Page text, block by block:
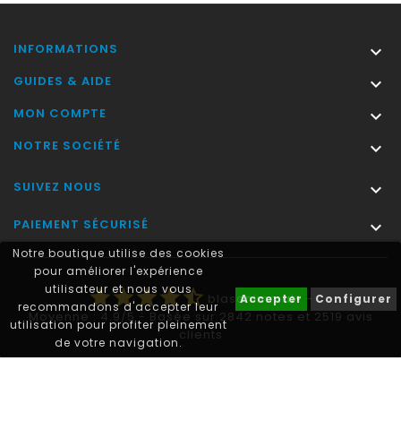
Notre boutique utilise des cookies
pour améliorer l'expérience
utilisateur et nous vous
recommandons d'accepter leur
utilisation pour profiter pleinement
de votre navigation.
Accepter Configurer
INFORMATIONS 
GUIDES & AIDE 
MON COMPTE 
NOTRE SOCIÉTÉ 
SUIVEZ NOUS 
PAIEMENT SÉCURISÉ 
starstarstarstarstar_half blasonimmat® -
Moyenne :4.9/5- Basée sur 2842notes et2519avis
clients